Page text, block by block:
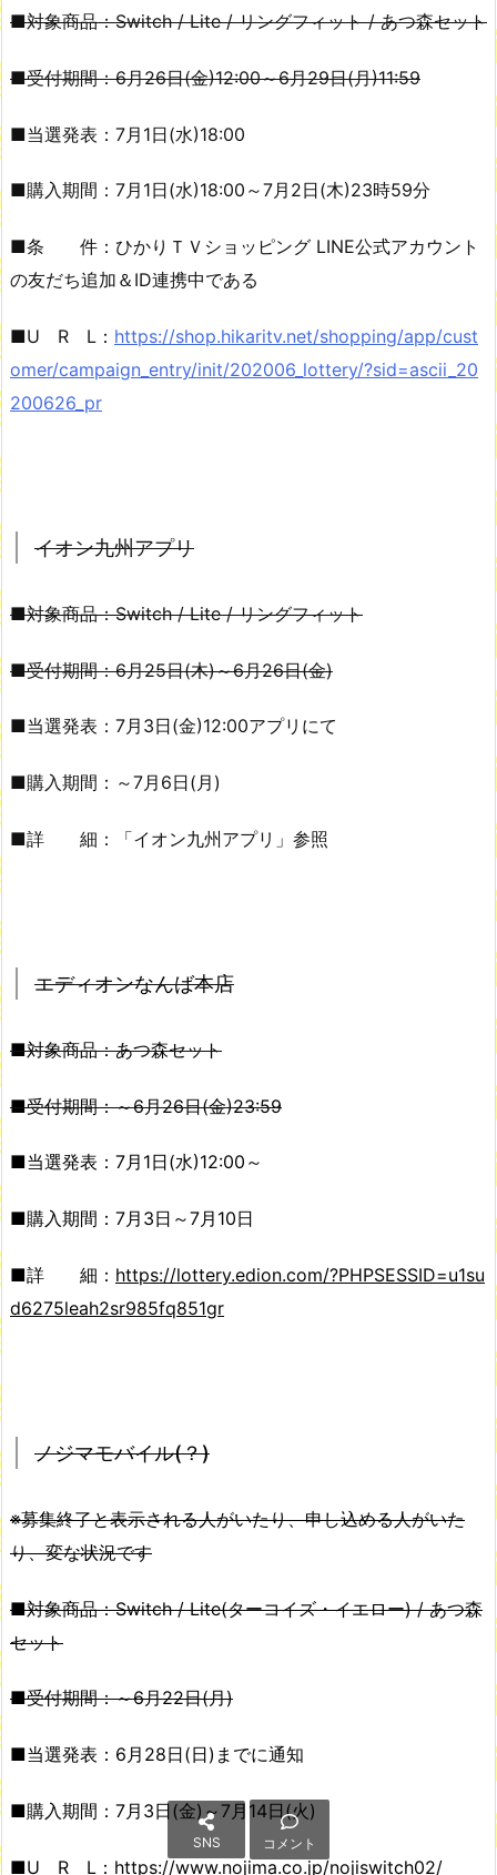
■対象商品：Switch / Lite / リングフィット / あつ森セット
■受付期間：6月26日(金)12:00～6月29日(月)11:59
■当選発表：7月1日(水)18:00
■購入期間：7月1日(水)18:00～7月2日(木)23時59分
■条 件：ひかりＴＶショッピング LINE公式アカウント
の友だち追加＆ID連携中である
■U R L： https://shop.hikaritv.net/shopping/app/cust
omer/campaign_entry/init/202006_lottery/?sid=ascii_20
200626_pr
イオン九州アプリ
■対象商品：Switch / Lite / リングフィット
■受付期間：6月25日(木)～6月26日(金)
■当選発表：7月3日(金)12:00アプリにて
■購入期間：～7月6日(月)
■詳 細：「イオン九州アプリ」参照
エディオンなんば本店
■対象商品：あつ森セット
■受付期間：～6月26日(金)23:59
■当選発表：7月1日(水)12:00～
■購入期間：7月3日～7月10日
■詳 細： https://lottery.edion.com/?PHPSESSID=u1su
d6275leah2sr985fq851gr
ノジマモバイル(？)
※募集終了と表示される人がいたり、申し込める人がいた
り、変な状況です
■対象商品：Switch / Lite(ターコイズ・イエロー) / あつ森
セット
■受付期間：～6月22日(月)
■当選発表：6月28日(日)までに通知
■購入期間：7月3日(金)～7月14日(火)
■U R L： https://www.nojima.co.jp/nojiswitch02/
SNS コメント